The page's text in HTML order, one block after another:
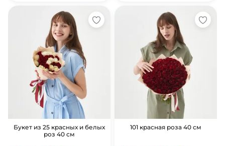
Букет из 25 красных и белых
роз 40 см
101 красная роза 40 см